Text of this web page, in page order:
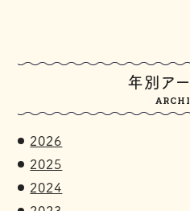
年別ア
2026
2025
2024